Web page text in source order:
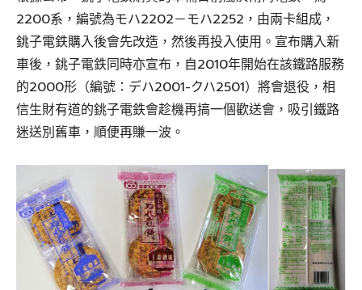
2200系，編號為モハ2202－モハ2252，由兩卡組成，
銚子電鉄購入後會先改造，然後再投入使用。宣布購入新
車後，銚子電鉄同時亦宣布，自2010年開始在該鐵路服務
的2000形（編號：デハ2001-クハ2501）將會退役，相
信生財有道的銚子電鉄會趁機再搞一個歡送會，吸引鐵路
迷送別舊車，順便再賺一波。